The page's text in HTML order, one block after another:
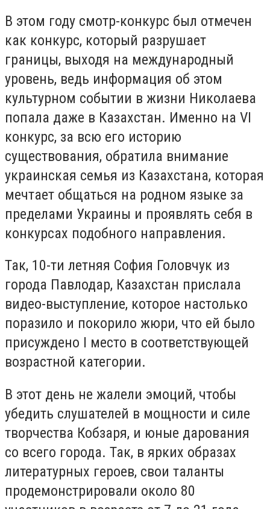
В этом году смотр-конкурс был отмечен
как конкурс, который разрушает
границы, выходя на международный
уровень, ведь информация об этом
культурном событии в жизни Николаева
попала даже в Казахстан. Именно на VI
конкурс, за всю его историю
существования, обратила внимание
украинская семья из Казахстана, которая
мечтает общаться на родном языке за
пределами Украины и проявлять себя в
конкурсах подобного направления.
Так, 10-ти летняя София Головчук из
города Павлодар, Казахстан прислала
видео-выступление, которое настолько
поразило и покорило жюри, что ей было
присуждено I место в соответствующей
возрастной категории.
В этот день не жалели эмоций, чтобы
убедить слушателей в мощности и силе
творчества Кобзаря, и юные дарования
со всего города. Так, в ярких образах
литературных героев, свои таланты
продемонстрировали около 80